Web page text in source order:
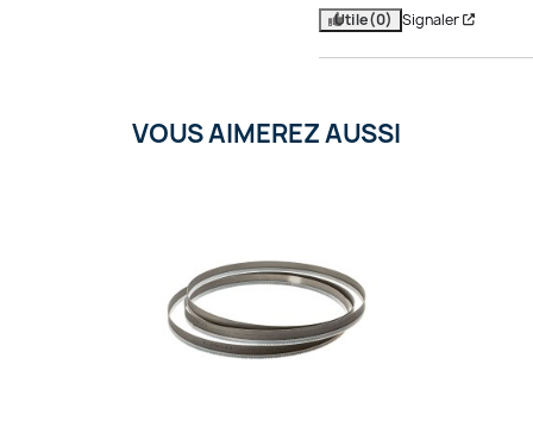
Utile(0) Signaler
VOUS AIMEREZ AUSSI